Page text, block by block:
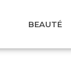
BEAUTÉ